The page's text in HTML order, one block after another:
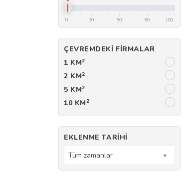
0 30 50 80 100
ÇEVREMDEKI FIRMALAR
1 KM2
2 KM2
5 KM2
10 KM2
EKLENME TARIHI
Tüm zamanlar